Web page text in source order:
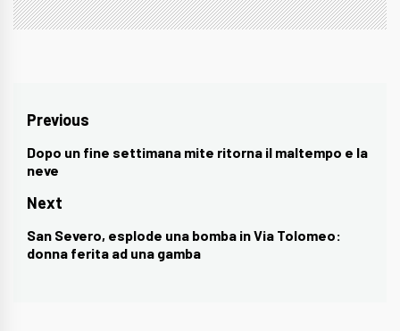
Navigazione
articoli
Previous
Previous
post:
Dopo un fine settimana mite ritorna il maltempo e la
neve
Next
Next
post:
San Severo, esplode una bomba in Via Tolomeo:
donna ferita ad una gamba